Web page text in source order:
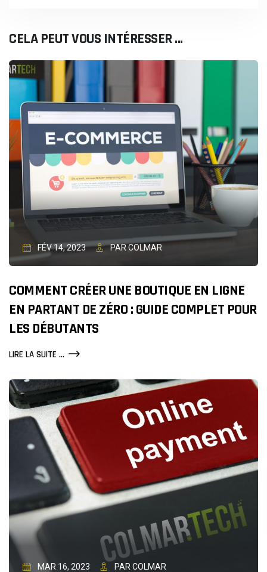
CELA PEUT VOUS INTÉRESSER ...
FÉV 14, 2023 PAR COLMAR
COMMENT CRÉER UNE BOUTIQUE EN LIGNE
EN PARTANT DE ZÉRO : GUIDE COMPLET POUR
LES DÉBUTANTS
LIRE LA SUITE ...COMMENT
UNE
BOUTIQUE
EN
LIGNE
EN
PARTANT
DE
ZÉRO
GUIDE
COMPLET
POUR
LES
MAR 16, 2023 PAR COLMAR